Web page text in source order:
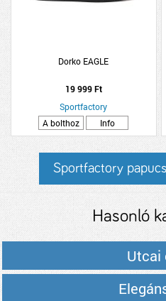
Dorko EAGLE
19 999 Ft
Sportfactory
A bolthoz
Info
Sportfactory
Hasonló
Utcai